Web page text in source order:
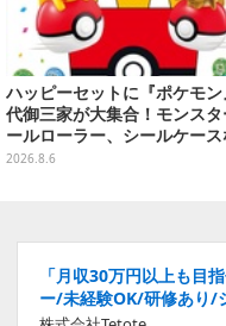
ハッピーセットに『ポケモ
代御三家が大集合！モンス
ールローラー、シールケー
全12種
2026.8.6
「月収30万円以上も目
ー/未経験OK/研修あり/